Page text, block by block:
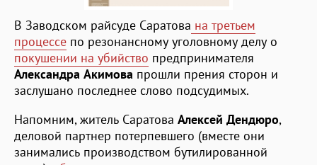
В Заводском райсуде Саратова на третьем
процессе по резонансному уголовному делу о
покушении на убийство предпринимателя
Александра Акимова прошли прения сторон и
заслушано последнее слово подсудимых.
Напомним, житель Саратова Алексей Дендюро,
деловой партнер потерпевшего (вместе они
занимались производством бутилированной